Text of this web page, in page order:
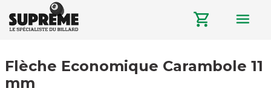
shopping_cart menu
Flèche Economique Carambole 11
mm